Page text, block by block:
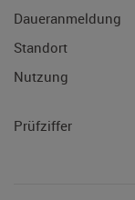
Daueranmeldung
Standort
Nutzung
Prüfziffer